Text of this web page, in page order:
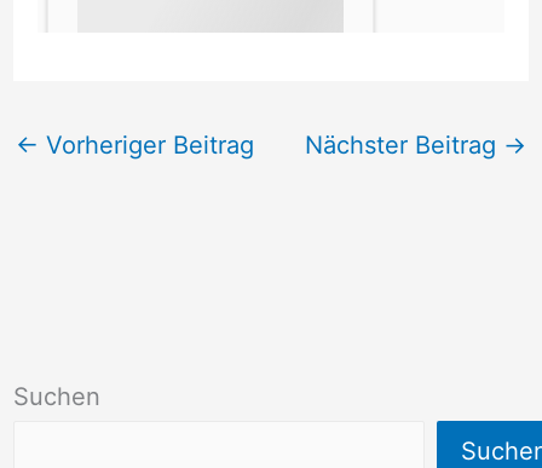
Suchen
← Vorheriger Beitrag Nächster Beitrag →